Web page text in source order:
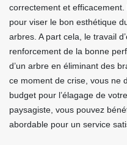
correctement et efficacement.
pour viser le bon esthétique
arbres. A part cela, le travail
renforcement de la bonne
d’un arbre en éliminant des
ce moment de crise, vous ne
budget pour l’élagage de
paysagiste, vous pouvez
abordable pour un service